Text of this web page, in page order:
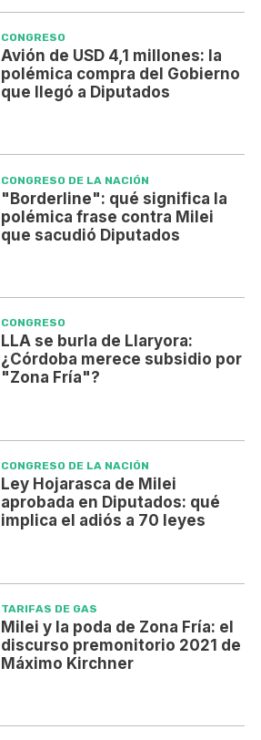
CONGRESO
Avión de USD 4,1 millones: la
polémica compra del Gobierno
que llegó a Diputados
CONGRESO DE LA NACIÓN
"Borderline": qué significa la
polémica frase contra Milei
que sacudió Diputados
CONGRESO
LLA se burla de Llaryora:
¿Córdoba merece subsidio por
"Zona Fría"?
CONGRESO DE LA NACIÓN
Ley Hojarasca de Milei
aprobada en Diputados: qué
implica el adiós a 70 leyes
TARIFAS DE GAS
Milei y la poda de Zona Fría: el
discurso premonitorio 2021 de
Máximo Kirchner